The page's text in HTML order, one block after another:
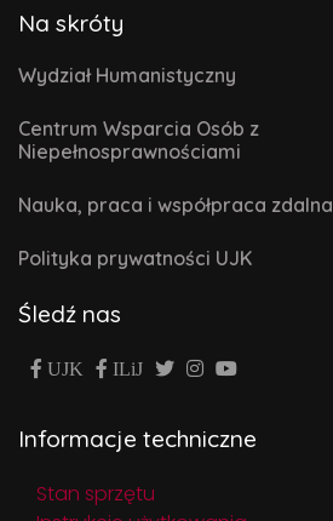
Na skróty
Wydział Humanistyczny
Centrum Wsparcia Osób z
Niepełnosprawnościami
Nauka, praca i współpraca zdalna
Polityka prywatności UJK
Śledź nas
UJK ILiJ
Informacje techniczne
Stan sprzętu